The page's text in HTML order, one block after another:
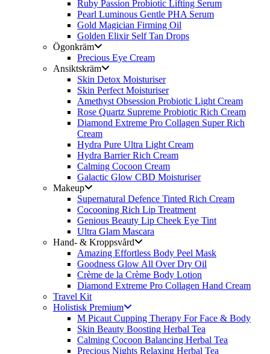
Ruby Passion Probiotic Lifting Serum
Pearl Luminous Gentle PHA Serum
Gold Magician Firming Oil
Golden Elixir Self Tan Drops
Ögonkräm
Precious Eye Cream
Ansiktskräm
Skin Detox Moisturiser
Skin Perfect Moisturiser
Amethyst Obsession Probiotic Light Cream
Rose Quartz Supreme Probiotic Rich Cream
Diamond Extreme Pro Collagen Super Rich
Cream
Hydra Pure Ultra Light Cream
Hydra Barrier Rich Cream
Calming Cocoon Cream
Galactic Glow CBD Moisturiser
Makeup
Supernatural Defence Tinted Rich Cream
Cocooning Rich Lip Treatment
Genious Beauty Lip Cheek Eye Tint
Ultra Glam Mascara
Hand- & Kroppsvård
Amazing Effortless Body Peel Mask
Goodness Glow All Over Dry Oil
Crème de la Crème Body Lotion
Diamond Extreme Pro Collagen Hand Cream
Travel Kit
Holistisk Premium
M Picaut Cupping Therapy For Face & Body
Skin Beauty Boosting Herbal Tea
Calming Cocoon Balancing Herbal Tea
Precious Nights Relaxing Herbal Tea